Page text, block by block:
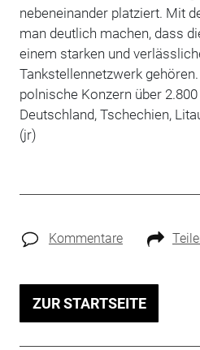
nebeneinander platziert. Mit
man deutlich machen, dass
einem starken und
Tankstellennetzwerk
polnische Konzern über
Deutschland, Tschechien,
(jr)
Kommentare
ZUR STARTSEITE